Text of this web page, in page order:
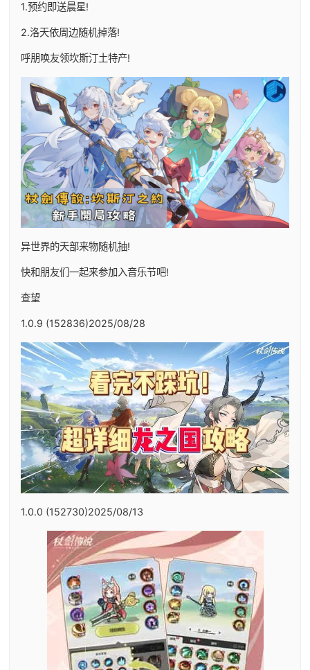
1.预约即送晨星!
2.洛天依周边随机掉落!
呼朋唤友领坎斯汀土特产!
异世界的天部来物随机抽!
快和朋友们一起来参加入音乐节吧!
查望
1.0.9 (152836)2025/08/28
1.0.0 (152730)2025/08/13